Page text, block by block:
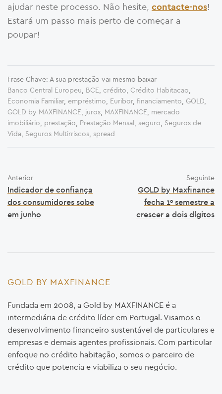
ajudar neste processo. Não hesite, contacte-nos!
Estará um passo mais perto de começar a
poupar!
Frase Chave: A sua prestação vai mesmo baixar
Banco Central Europeu, BCE, crédito, Crédito Habitacao,
Economia Familiar, empréstimo, Euribor, financiamento, GOLD,
GOLD by MAXFINANCE, juros, MAXFINANCE, mercado
imobiliário, prestação, Prestação Mensal , seguro, Seguros de
Vida, Seguros Multirriscos, spread
Anterior
Indicador de confiança
dos consumidores sobe
em junho
Seguinte
GOLD by Maxfinance
fecha 1º semestre a
crescer a dois dígitos
GOLD BY MAXFINANCE
Fundada em 2008, a Gold by MAXFINANCE é a
intermediária de crédito líder em Portugal. Visamos o
desenvolvimento financeiro sustentável de particulares e
empresas e demais agentes profissionais. Com particular
enfoque no crédito habitação, somos o parceiro de
crédito que potencia e viabiliza o seu negócio.